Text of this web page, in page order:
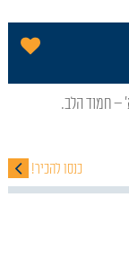
– חמוד הלב.
כנסו להכיר!